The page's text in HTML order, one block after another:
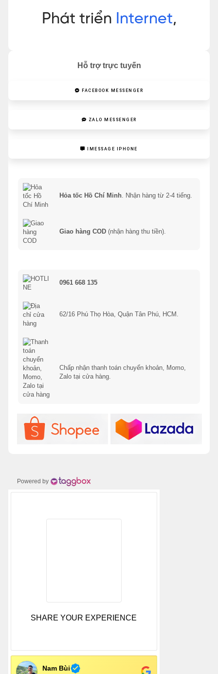
Hỗ trợ trực tuyến
FACEBOOK MESSENGER
ZALO MESSENGER
IMESSAGE IPHONE
Hỏa tốc Hồ Chí Minh. Nhận hàng từ 2-4 tiếng.
Giao hàng COD (nhận hàng thu tiền).
0961 668 135
62/16 Phú Thọ Hòa, Quận Tân Phú, HCM.
Chấp nhận thanh toán chuyển khoản, Momo,
Zalo tại cửa hàng.
Powered by
SHARE YOUR EXPERIENCE
Nam Bùi